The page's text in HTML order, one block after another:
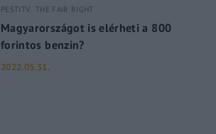
PESTITV THE FAIR RIGHT
Magyarországot is elérheti a 800
forintos benzin?
2022.05.31.